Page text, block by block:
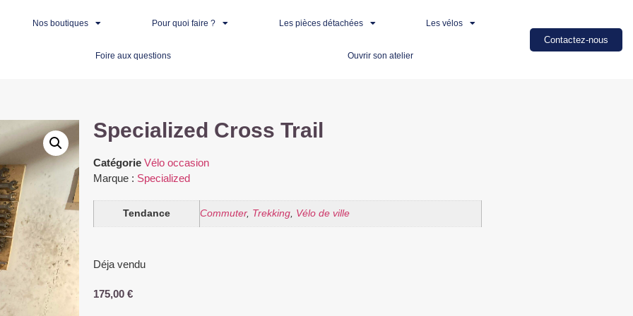
Nos boutiques Pour quoi faire ? Les pièces détachées Les vélos
Foire aux questions Ouvrir son atelier
Contactez-nous
Specialized Cross Trail
Catégorie Vélo occasion
Marque : Specialized
Tendance Commuter, Trekking, Vélo de ville
Déja vendu
175,00 €